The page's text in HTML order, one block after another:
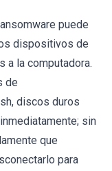
puede
dispositivos de
a la computadora.
de
discos duros
sin
que
para